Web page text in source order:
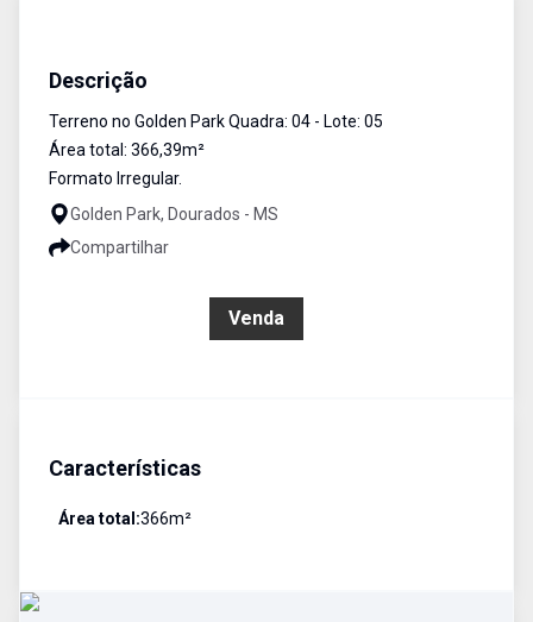
Descrição
Terreno no Golden Park Quadra: 04 - Lote: 05
Área total: 366,39m²
Formato Irregular.
Golden Park, Dourados - MS
Compartilhar
Venda
Características
Área total:366m²